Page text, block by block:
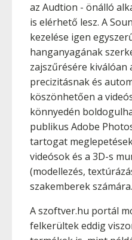
az Audtion - önálló
is elérhető lesz. A
kezelése igen
hanganyagának
zajszűrésére kiválóan
precizitásnak és
köszönhetően a
könnyedén
publikus Adobe
tartogat
videósok és a 3D-s
(modellezés,
szakemberek számára.
A szoftver.hu portál
felkerültek eddig